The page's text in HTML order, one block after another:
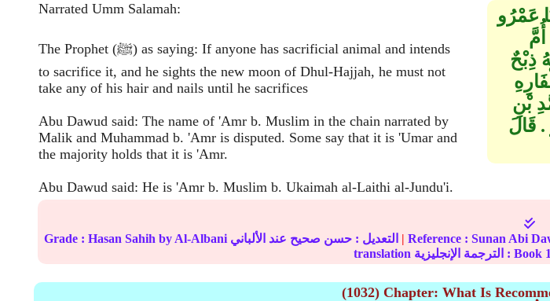
Narrated Umm Salamah:
The Prophet (ﷺ) as saying: If anyone has sacrificial animal and intends
to sacrifice it, and he sights the new moon of Dhul-Hajjah, he must not
take any of his hair and nails until he sacrifices
Abu Dawud said: The name of 'Amr b. Muslim in the chain narrated by
Malik and Muhammad b. 'Amr is disputed. Some say that it is 'Umar and
the majority holds that it is 'Amr.
Abu Dawud said: He is 'Amr b. Muslim b. Ukaimah al-Laithi al-Jundu'i.
عَمْرُو
ذِبْحٌ
بْنِ
قَالَ
Grade : Hasan Sahih by Al-Albani التعديل : حسن صحيح | Reference : Sunan Abi
translation الترجمة الإنجليزية : Book
(1032) Chapter: What Is